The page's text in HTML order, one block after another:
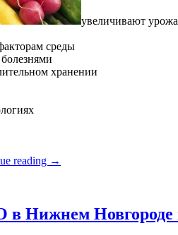
увеличивают
среды
хранении
reading →
Нижнем Новгороде